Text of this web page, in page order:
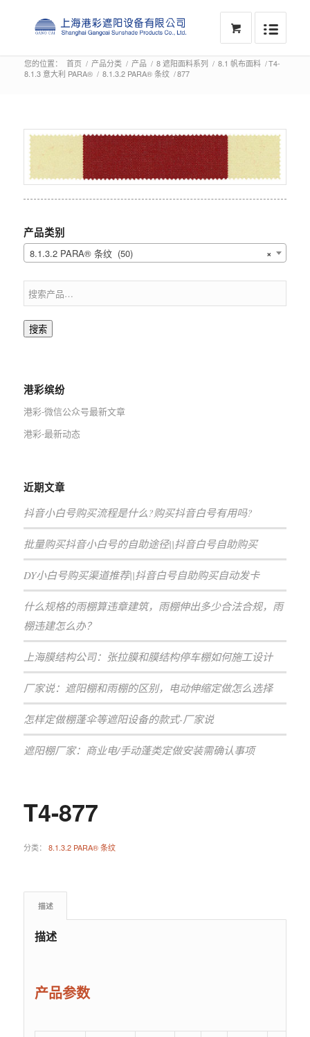
您的位置： 首页 / 产品分类 / 产品 / 8 遮阳面料系列 / 8.1 帆布面料 /
8.1.3 意大利 PARA® / 8.1.3.2 PARA® 条纹 /
T4-
877
产品类别
×
8.1.3.2 PARA® 条纹 (50)
搜索
港彩缤纷
港彩-微信公众号最新文章
港彩-最新动态
近期文章
抖音小白号购买流程是什么?购买抖音白号有用吗?
批量购买抖音小白号的自助途径||抖音白号自助购买
DY小白号购买渠道推荐||抖音白号自助购买自动发卡
什么规格的雨棚算违章建筑，雨棚伸出多少合法合规，雨
棚违建怎么办？
上海膜结构公司：张拉膜和膜结构停车棚如何施工设计
厂家说：遮阳棚和雨棚的区别，电动伸缩定做怎么选择
怎样定做棚蓬伞等遮阳设备的款式-厂家说
遮阳棚厂家：商业电/手动蓬类定做安装需确认事项
T4-877
分类： 8.1.3.2 PARA® 条纹
描述
描述
产品参数